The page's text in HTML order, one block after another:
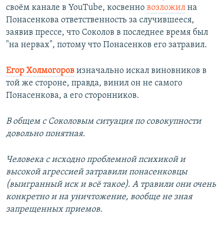
своём канале в YouTube, косвенно возложил на
Понасенкова ответственность за случившееся,
заявив прессе, что Соколов в последнее время был
"на нервах", потому что Понасенков его затравил.
Егор Холмогоров изначально искал виновников в
той же стороне, правда, винил он не самого
Понасенкова, а его сторонников.
В общем с Соколовым ситуация по совокупности
довольно понятная.
Человека с исходно проблемной психикой и
высокой агрессией затравили понасенковцы
(выигранный иск и всё такое). А травили они очень
конкретно и на уничтожение, вообще не зная
запрещенных приемов.